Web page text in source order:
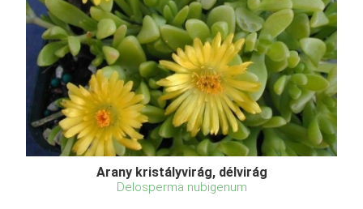
Arany kristályvirág, délvirág
Delosperma nubigenum